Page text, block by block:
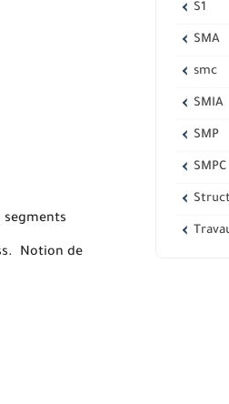
segments
Notion de
S1
SMA
smc
SMIA
SMP
SMPC